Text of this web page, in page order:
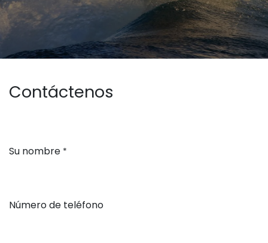
Contáctenos
Su nombre *
Número de teléfono